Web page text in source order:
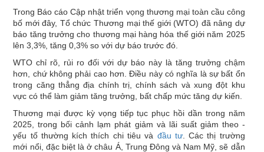
Trong Báo cáo Cập nhật triển vọng thương mại toàn cầu công
bố mới đây, Tổ chức Thương mại thế giới (WTO) đã nâng dự
báo tăng trưởng cho thương mại hàng hóa thế giới năm 2025
lên 3,3%, tăng 0,3% so với dự báo trước đó.
WTO chỉ rõ, rủi ro đối với dự báo này là tăng trưởng chậm
hơn, chứ không phải cao hơn. Điều này có nghĩa là sự bất ổn
trong căng thẳng địa chính trị, chính sách và xung đột khu
vực có thể làm giảm tăng trưởng, bất chấp mức tăng dự kiến.
Thương mại được kỳ vọng tiếp tục phục hồi dần trong năm
2025, trong bối cảnh lạm phát giảm và lãi suất giảm theo -
yếu tố thường kích thích chi tiêu và đầu tư. Các thị trường
mới nổi, đặc biệt là ở châu Á, Trung Đông và Nam Mỹ, sẽ dẫn